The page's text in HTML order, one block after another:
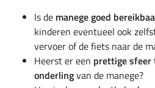
Is de manege goed
kinderen eventueel ook
vervoer of de fiets naar de
Heerst er een prettige sfeer
onderlingvan de manege?